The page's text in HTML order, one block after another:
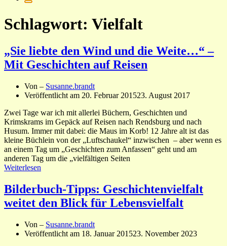
Schlagwort: Vielfalt
„Sie liebte den Wind und die Weite…“ –
Mit Geschichten auf Reisen
Von – Susanne.brandt
Veröffentlicht am 20. Februar 201523. August 2017
Zwei Tage war ich mit allerlei Büchern, Geschichten und
Krimskrams im Gepäck auf Reisen nach Rendsburg und nach
Husum. Immer mit dabei: die Maus im Korb! 12 Jahre alt ist das
kleine Büchlein von der „Luftschaukel“ inzwischen – aber wenn es
an einem Tag um „Geschichten zum Anfassen“ geht und am
anderen Tag um die „vielfältigen Seiten
Weiterlesen
Bilderbuch-Tipps: Geschichtenvielfalt
weitet den Blick für Lebensvielfalt
Von – Susanne.brandt
Veröffentlicht am 18. Januar 201523. November 2023